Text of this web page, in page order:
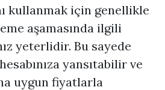
kullanmak için genellikle
aşamasında ilgili
yeterlidir. Bu sayede
yansıtabilir ve
uygun fiyatlarla